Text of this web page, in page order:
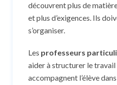
découvrent plus de
et plus d’exigences. Ils
s’organiser.
Les professeurs
aider à structurer le
accompagnent l’élève